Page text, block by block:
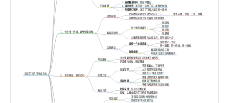
1. 选择触发时间 ：例如早餐后
2.
固定动作：坐在同一张桌子前，准备好材料
3. 形成例行程序 ：语言学习成为生活的一部分
行动步骤
更多应用、书籍、方法、视频
大多数学习者认为进步来自于：
这种做法实际上是大脑的干扰和重置
现状问题
新结构
新指令
新声音
新逻辑
每个新资源都有：
大脑需要额外精力适应工具，而非语言本身
脑科学原理
坚持至少一个月
同一播客、同一风格、同一语速
选择一个主要资源
脑袋逐渐适应工具
开始关注语言结构和模式
效果体现
实践建议
二、专注单一资源，避免频繁切换
认为需要掌握更多词汇/语法才开始写作
只是被动接收，推迟输出
常见误区
不需要长文、华丽句子
从三句简单话语开始
关键在于“用语言思考”
日记写作
思维过程促使大脑搜索词汇
构建句子和做选择
将被动知识转化为主动技能
实际效果
实践方法
时间安排 ：每天5分钟足够
目标：让输出成为学习的自然组成部分
每日习惯
三、主动输出，强化记忆
用“我是否流利”来判断进步
情绪主导学习效果评估
常见误区
语言学习的可持续方式